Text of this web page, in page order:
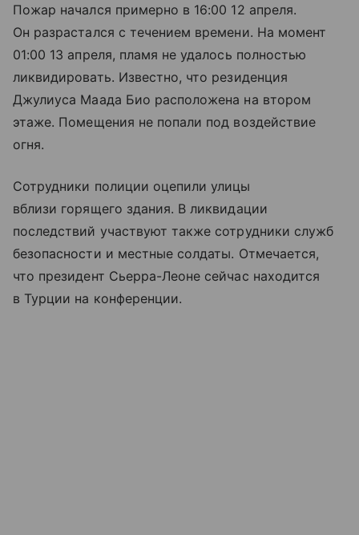
Пожар начался примерно в 16:00 12 апреля.
Он разрастался с течением времени. На момент
01:00 13 апреля, пламя не удалось полностью
ликвидировать. Известно, что резиденция
Джулиуса Маада Био расположена на втором
этаже. Помещения не попали под воздействие
огня.
Сотрудники полиции оцепили улицы
вблизи горящего здания. В ликвидации
последствий участвуют также сотрудники служб
безопасности и местные солдаты. Отмечается,
что президент Сьерра-Леоне сейчас находится
в Турции на конференции.